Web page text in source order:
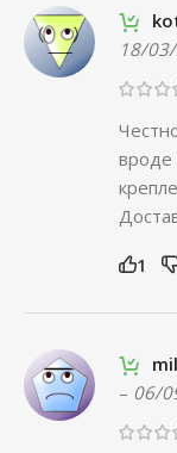
18/
вроде
1
– 06/